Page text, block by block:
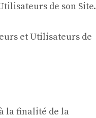
de son Site.
et Utilisateurs de
la finalité de la